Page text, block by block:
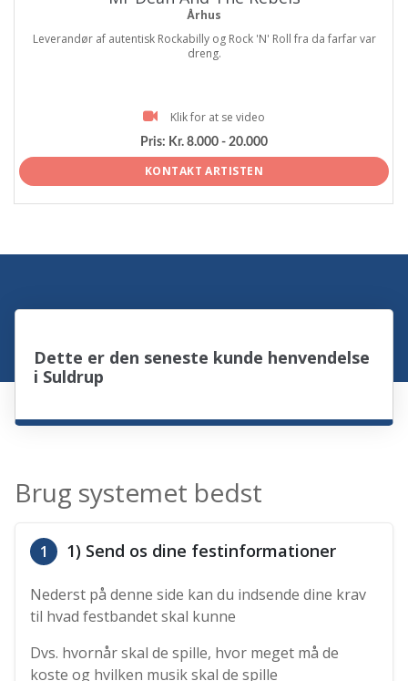
Århus
Leverandør af autentisk Rockabilly og Rock 'N' Roll fra da farfar var
dreng.
Klik for at se video
Pris: Kr. 8.000 - 20.000
KONTAKT ARTISTEN
Dette er den seneste kunde henvendelse
i Suldrup
Brug systemet bedst
1 1) Send os dine festinformationer
Nederst på denne side kan du indsende dine krav
til hvad festbandet skal kunne
Dvs. hvornår skal de spille, hvor meget må de
koste og hvilken musik skal de spille